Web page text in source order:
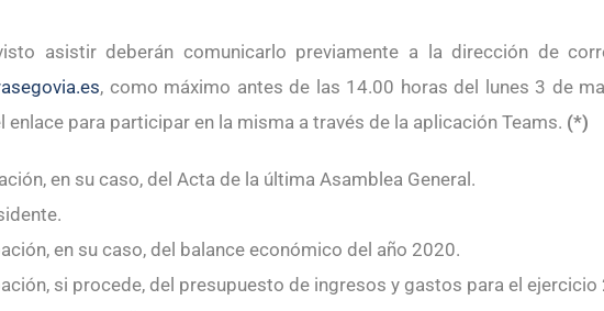
asistir deberán comunicarlo previamente a la dirección de
, como máximo antes de las 14.00 horas del lunes 3 de
para participar en la misma a través de la aplicación Teams. (*)
en su caso, del Acta de la última Asamblea General.
en su caso, del balance económico del año 2020.
si procede, del presupuesto de ingresos y gastos para el ejercicio